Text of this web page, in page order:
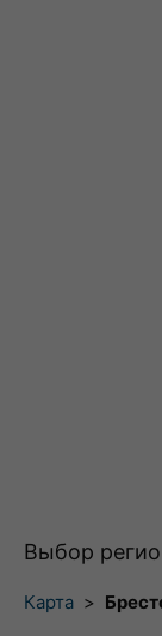
Выбор
Карта >